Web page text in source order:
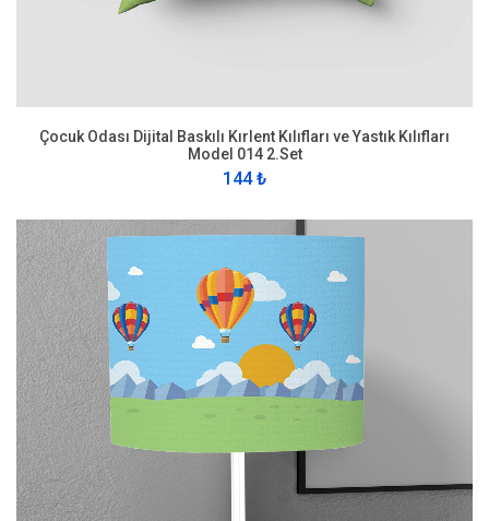
Çocuk Odası Dijital Baskılı Kırlent Kılıfları ve Yastık Kılıfları
Model 014 2.Set
144 ₺